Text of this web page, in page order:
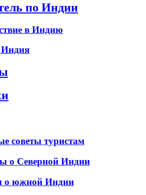
по Индии
в Индию
советы туристам
о Северной Индии
о южной Индии